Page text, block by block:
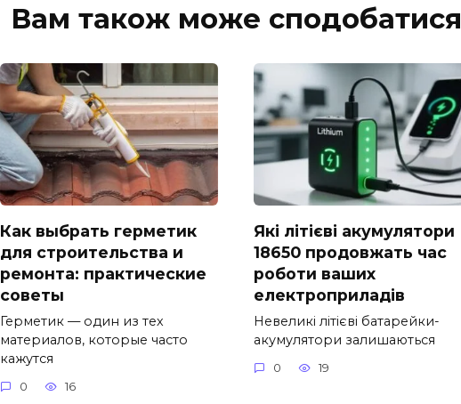
Вам також може сподобатися
Как выбрать герметик
для строительства и
ремонта: практические
советы
Герметик — один из тех
материалов, которые часто
кажутся
0 16
Які літієві акумулятори
18650 продовжать час
роботи ваших
електроприладів
Невеликі літієві батарейки-
акумулятори залишаються
0 19